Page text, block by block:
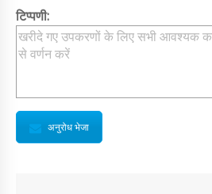
टिप्पणी:
अनुरोध भेजा